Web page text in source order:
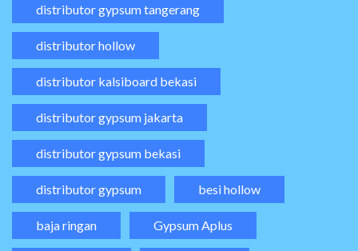
distributor gypsum tangerang
distributor hollow
distributor kalsiboard bekasi
distributor gypsum jakarta
distributor gypsum bekasi
distributor gypsum besi hollow
baja ringan Gypsum Aplus